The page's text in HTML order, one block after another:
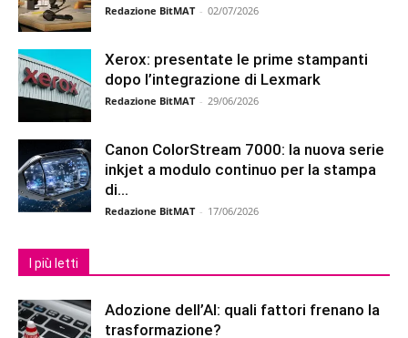
Redazione BitMAT - 02/07/2026
Xerox: presentate le prime stampanti
dopo l’integrazione di Lexmark
Redazione BitMAT - 29/06/2026
Canon ColorStream 7000: la nuova serie
inkjet a modulo continuo per la stampa
di...
Redazione BitMAT - 17/06/2026
I più letti
Adozione dell’AI: quali fattori frenano la
trasformazione?